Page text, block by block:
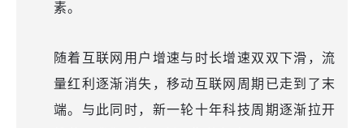
素。
随着互联网用户增速与时长增速双双下滑，流
量红利逐渐消失，移动互联网周期已走到了末
端。与此同时，新一轮十年科技周期逐渐拉开